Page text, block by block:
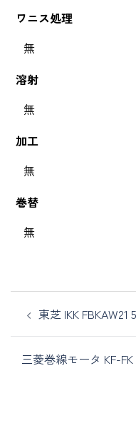
ワニス処理
無
溶射
無
加工
無
巻替
無
東芝 IKK
三菱巻線モータ KF-